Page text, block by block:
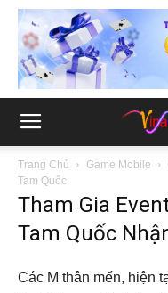
Trang Chủ Game Mobile
Tam Quốc
Tham Gia
Tam Quốc
Các M thân mến, hiện